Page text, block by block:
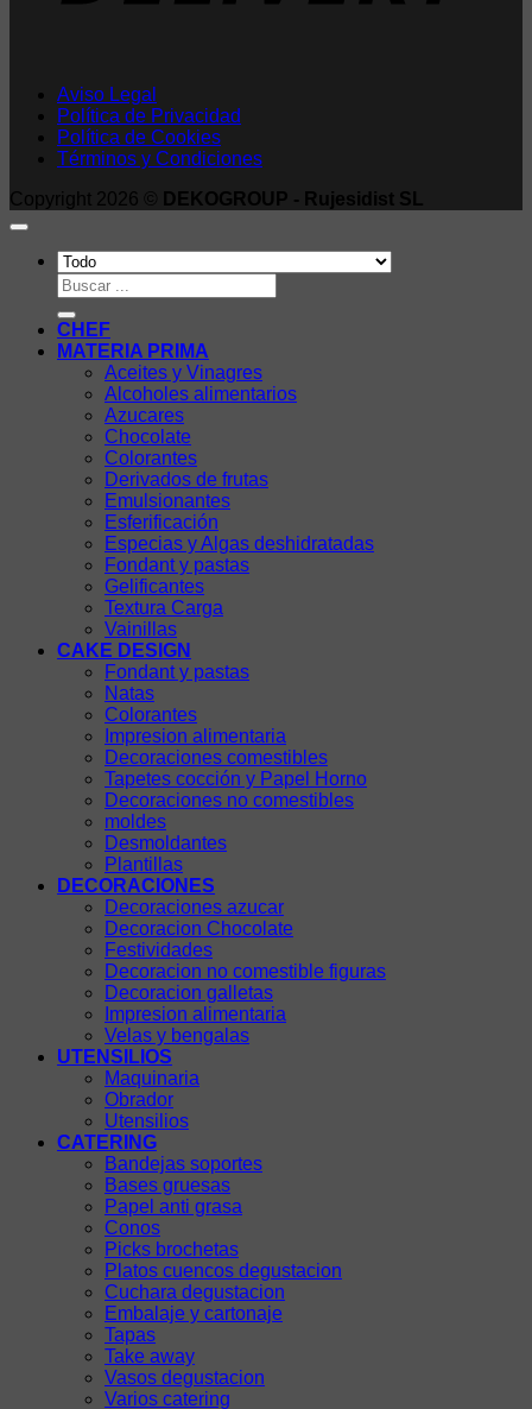
Aviso Legal
Política de Privacidad
Política de Cookies
Términos y Condiciones
Copyright 2026 ©
DEKOGROUP - Rujesidist SL
Buscar
por:
CHEF
MATERIA PRIMA
Aceites y Vinagres
Alcoholes alimentarios
Azucares
Chocolate
Colorantes
Derivados de frutas
Emulsionantes
Esferificación
Especias y Algas deshidratadas
Fondant y pastas
Gelificantes
Textura Carga
Vainillas
CAKE DESIGN
Fondant y pastas
Natas
Colorantes
Impresion alimentaria
Decoraciones comestibles
Tapetes cocción y Papel Horno
Decoraciones no comestibles
moldes
Desmoldantes
Plantillas
DECORACIONES
Decoraciones azucar
Decoracion Chocolate
Festividades
Decoracion no comestible figuras
Decoracion galletas
Impresion alimentaria
Velas y bengalas
UTENSILIOS
Maquinaria
Obrador
Utensilios
CATERING
Bandejas soportes
Bases gruesas
Papel anti grasa
Conos
Picks brochetas
Platos cuencos degustacion
Cuchara degustacion
Embalaje y cartonaje
Tapas
Take away
Vasos degustacion
Varios catering